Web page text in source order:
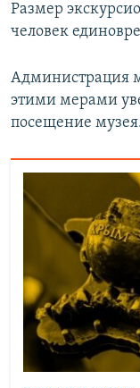
Размер
человек
Администрация
этими мерами
посещение